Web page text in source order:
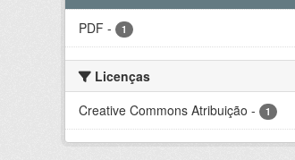
PDF - 1
Licenças
Creative Commons Atribuição - 1